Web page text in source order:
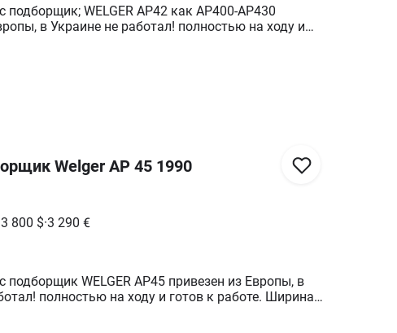
WELGER AP42 как AP400-AP430
в Украине не работал! полностью на ходу и
к трактору и испытания с соломой или
Welger AP 45 1990
3 800 $·3 290 €
подборщик WELGER AP45 привезен из Европы, в
полностью на ходу и готов к работе. Ширина
с соломой или сеном! сервисное